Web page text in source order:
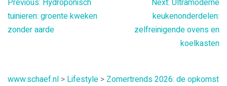
Bericht
navigatie
Previous: Hydroponisch
tuinieren: groente kweken
zonder aarde
Next: Ultramoderne
keukenonderdelen:
zelfreinigende ovens en
koelkasten
www.schaef.nl > Lifestyle > Zomertrends 2026: de opkomst